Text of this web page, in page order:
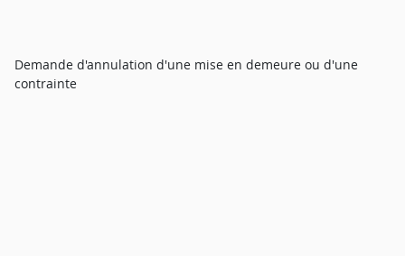
Demande d'annulation d'une mise en demeure ou d'une
contrainte